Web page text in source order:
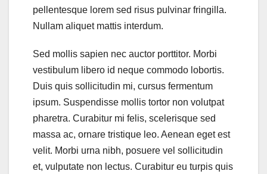
pellentesque lorem sed risus pulvinar fringilla.
Nullam aliquet mattis interdum.
Sed mollis sapien nec auctor porttitor. Morbi
vestibulum libero id neque commodo lobortis.
Duis quis sollicitudin mi, cursus fermentum
ipsum. Suspendisse mollis tortor non volutpat
pharetra. Curabitur mi felis, scelerisque sed
massa ac, ornare tristique leo. Aenean eget est
velit. Morbi urna nibh, posuere vel sollicitudin
et, vulputate non lectus. Curabitur eu turpis quis